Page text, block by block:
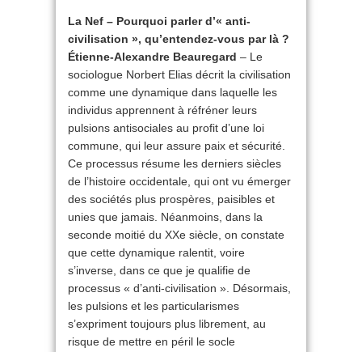
La Nef – Pourquoi parler d’« anti-
civilisation », qu’entendez-vous par là ?
Étienne-Alexandre Beauregard – Le
sociologue Norbert Elias décrit la civilisation
comme une dynamique dans laquelle les
individus apprennent à réfréner leurs
pulsions antisociales au profit d’une loi
commune, qui leur assure paix et sécurité.
Ce processus résume les derniers siècles
de l’histoire occidentale, qui ont vu émerger
des sociétés plus prospères, paisibles et
unies que jamais. Néanmoins, dans la
seconde moitié du XXe siècle, on constate
que cette dynamique ralentit, voire
s’inverse, dans ce que je qualifie de
processus « d’anti-civilisation ». Désormais,
les pulsions et les particularismes
s’expriment toujours plus librement, au
risque de mettre en péril le socle